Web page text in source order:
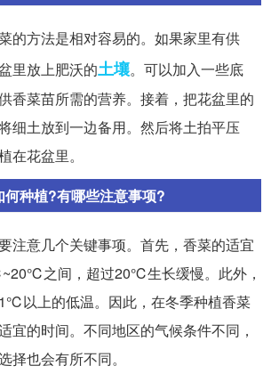
的方法是相对容易的。如果家里有供
里放上肥沃的土壤。可以加入一些底
香菜苗所需的营养。接着，把花盆里的
细土放到一边备用。然后将土拍平压
在花盆里。
何种植?有哪些注意事项?
注意几个关键事项。首先，香菜的适宜
之间，超过20℃生长缓慢。此外，
以上的低温。因此，在冬季种植香菜
宜的时间。不同地区的气候条件不同，
择也会有所不同。